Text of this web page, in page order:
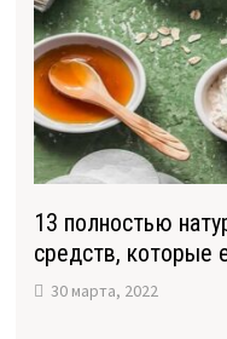
13 полностью
средств, которые
30 марта, 2022